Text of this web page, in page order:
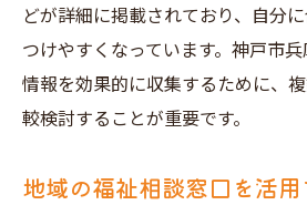
どが詳細に掲載されており、自分
つけやすくなっています。神戸市
情報を効果的に収集するために、
較検討することが重要です。
地域の福祉相談窓口を活